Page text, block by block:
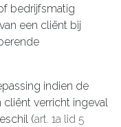
bedrijfsmatig
een cliënt bij
indien de
verricht ingeval
(art. 1a lid 5